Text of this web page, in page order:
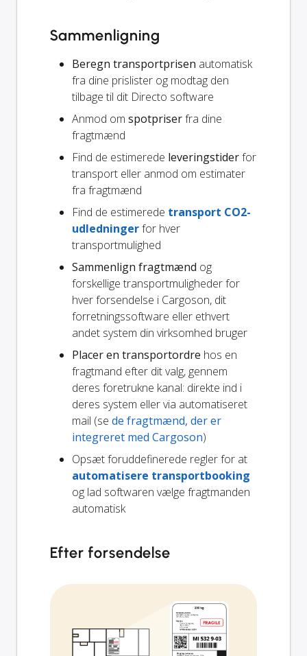
Sammenligning
Beregn transportprisen automatisk
fra dine prislister og modtag den
tilbage til dit Directo software
Anmod om spotpriserfra dine
fragtmænd
Find de estimerede leveringstiderfor
transport eller anmod om estimater
fra fragtmænd
Find de estimerede transport CO2-
udledningerfor hver
transportmulighed
Sammenlign fragtmænd og
forskellige transportmuligheder for
hver forsendelse i Cargoson, dit
forretningssoftware eller ethvert
andet system din virksomhed bruger
Placer en transportordre hos en
fragtmand efter dit valg, gennem
deres foretrukne kanal: direkte ind i
deres system eller via automatiseret
mail (se de fragtmænd, der er
integreret med Cargoson)
Opsæt foruddefinerede regler for at
automatisere transportbooking
og lad softwaren vælge fragtmanden
automatisk
Efter forsendelse